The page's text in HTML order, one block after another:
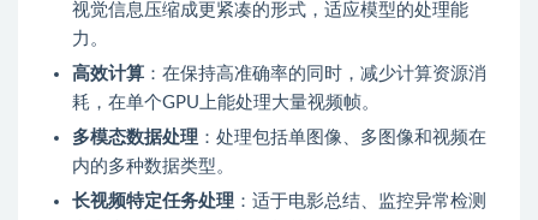
视觉信息压缩成更紧凑的形式，适应模型的处理能
力。
高效计算 ：在保持高准确率的同时，减少计算资源消
耗，在单个GPU上能处理大量视频帧。
多模态数据处理 ：处理包括单图像、多图像和视频在
内的多种数据类型。
长视频特定任务处理 ：适于电影总结、监控异常检测